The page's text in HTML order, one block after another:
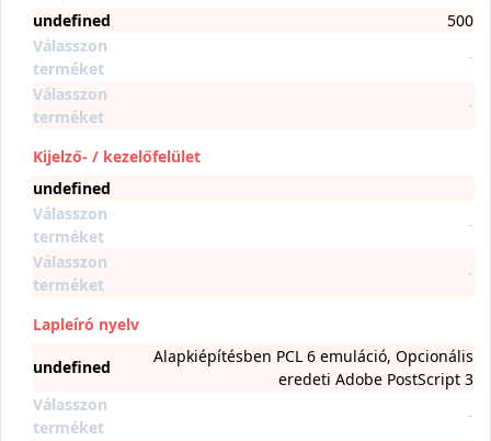
undefined
500
Válasszon
terméket
-
Válasszon
terméket
-
Kijelző- / kezelőfelület
undefined
Válasszon
terméket
-
Válasszon
terméket
-
Lapleíró nyelv
undefined
Alapkiépítésben PCL 6 emuláció, Opcionális
eredeti Adobe PostScript 3
Válasszon
terméket
-